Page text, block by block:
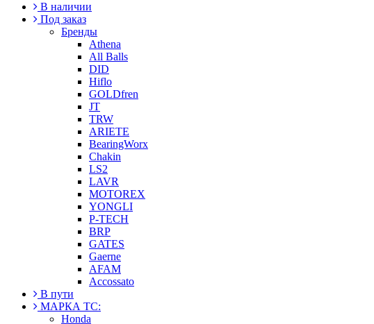
В наличии
Под заказ
Бренды
Athena
All Balls
DID
Hiflo
GOLDfren
JT
TRW
ARIETE
BearingWorx
Chakin
LS2
LAVR
MOTOREX
YONGLI
P-TECH
BRP
GATES
Gaerne
AFAM
Accossato
В пути
МАРКА ТС:
Honda